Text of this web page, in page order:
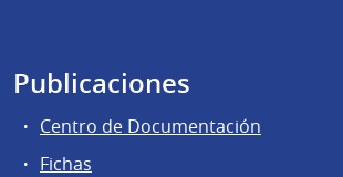
Publicaciones
Centro de Documentación
Fichas